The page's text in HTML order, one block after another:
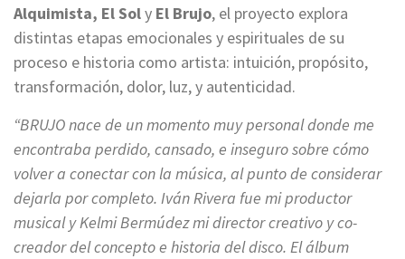
Alquimista, El Soly El Brujo, el proyecto explora
distintas etapas emocionales y espirituales de su
proceso e historia como artista: intuición, propósito,
transformación, dolor, luz, y autenticidad.
“BRUJO nace de un momento muy personal donde me
encontraba perdido, cansado, e inseguro sobre cómo
volver a conectar con la música, al punto de considerar
dejarla por completo. Iván Rivera fue mi productor
musical y Kelmi Bermúdez mi director creativo y co-
creador del concepto e historia del disco. El álbum